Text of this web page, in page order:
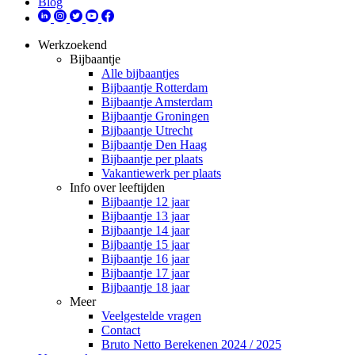
Werkzoekend
Bijbaantje
Alle bijbaantjes
Bijbaantje Rotterdam
Bijbaantje Amsterdam
Bijbaantje Groningen
Bijbaantje Utrecht
Bijbaantje Den Haag
Bijbaantje per plaats
Vakantiewerk per plaats
Info over leeftijden
Bijbaantje 12 jaar
Bijbaantje 13 jaar
Bijbaantje 14 jaar
Bijbaantje 15 jaar
Bijbaantje 16 jaar
Bijbaantje 17 jaar
Bijbaantje 18 jaar
Meer
Veelgestelde vragen
Contact
Bruto Netto Berekenen 2024 / 2025